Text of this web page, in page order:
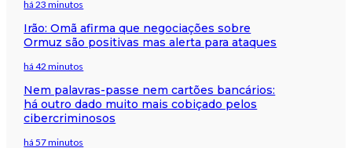
há 23 minutos
Irão: Omã afirma que negociações sobre
Ormuz são positivas mas alerta para ataques
há 42 minutos
Nem palavras-passe nem cartões bancários:
há outro dado muito mais cobiçado pelos
cibercriminosos
há 57 minutos